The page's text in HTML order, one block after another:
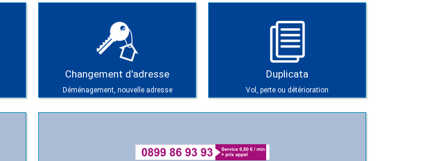
Changement d'adresse
Déménagement, nouvelle adresse
Duplicata
Vol, perte ou détérioration